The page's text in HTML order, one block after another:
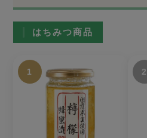
はちみつ商品
1 2